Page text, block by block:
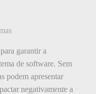
garantir a
de software. Sem
podem apresentar
negativamente a